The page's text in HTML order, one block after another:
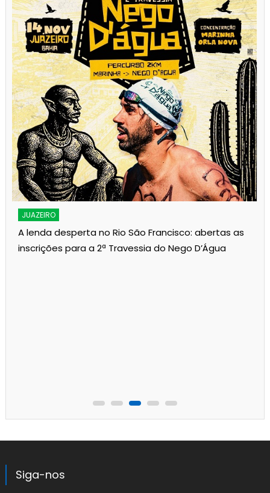
JUAZEIRO
A lenda desperta no Rio São Francisco: abertas as
inscrições para a 2ª Travessia do Nego D’Água
Siga-nos